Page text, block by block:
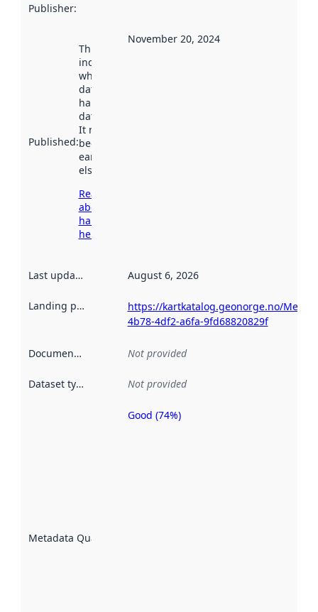
Publisher:
Published:
This date
indicates
when the
dataset was
harvested by
data.norge.no.
It may have
been available
earlier
elsewhere.
Read more
about
harvesting
here
November 20, 2024
Last updated August 6, 2026
Landing page
https://kartkatalog.geonorge.no/
4b78-4df2-a6fa-9fd68820829f
Documentation Not provided
Dataset type Not provided
Metadata Quality
Metadata
Good (74%)